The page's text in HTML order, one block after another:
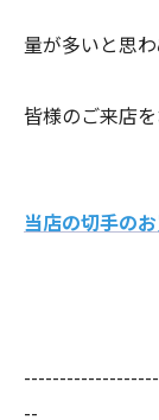
量が多いと思
皆様のご来店を
当店の切手の
--